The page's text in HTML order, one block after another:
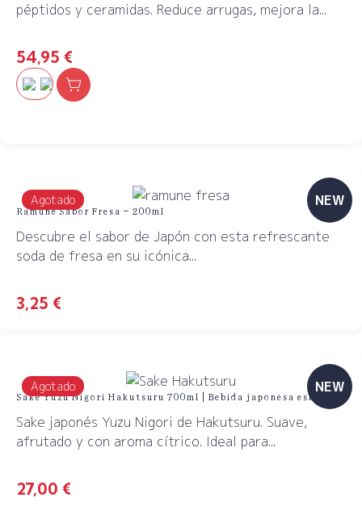
péptidos y ceramidas. Reduce arrugas, mejora la...
54,95 €
Agotado NEW
Ramune Sabor Fresa – 200ml
Descubre el sabor de Japón con esta refrescante
soda de fresa en su icónica...
3,25 €
Agotado NEW
Sake Yuzu Nigori Hakutsuru 700ml | Bebida japonesa eskawaii
Sake japonés Yuzu Nigori de Hakutsuru. Suave,
afrutado y con aroma cítrico. Ideal para...
27,00 €